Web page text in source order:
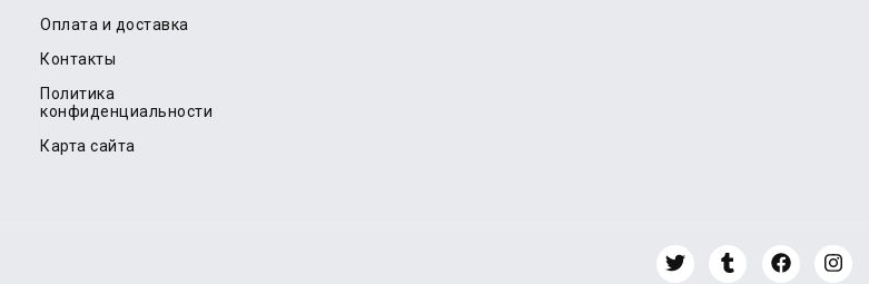
Оплата и доставка
Контакты
Политика
конфиденциальности
Карта сайта